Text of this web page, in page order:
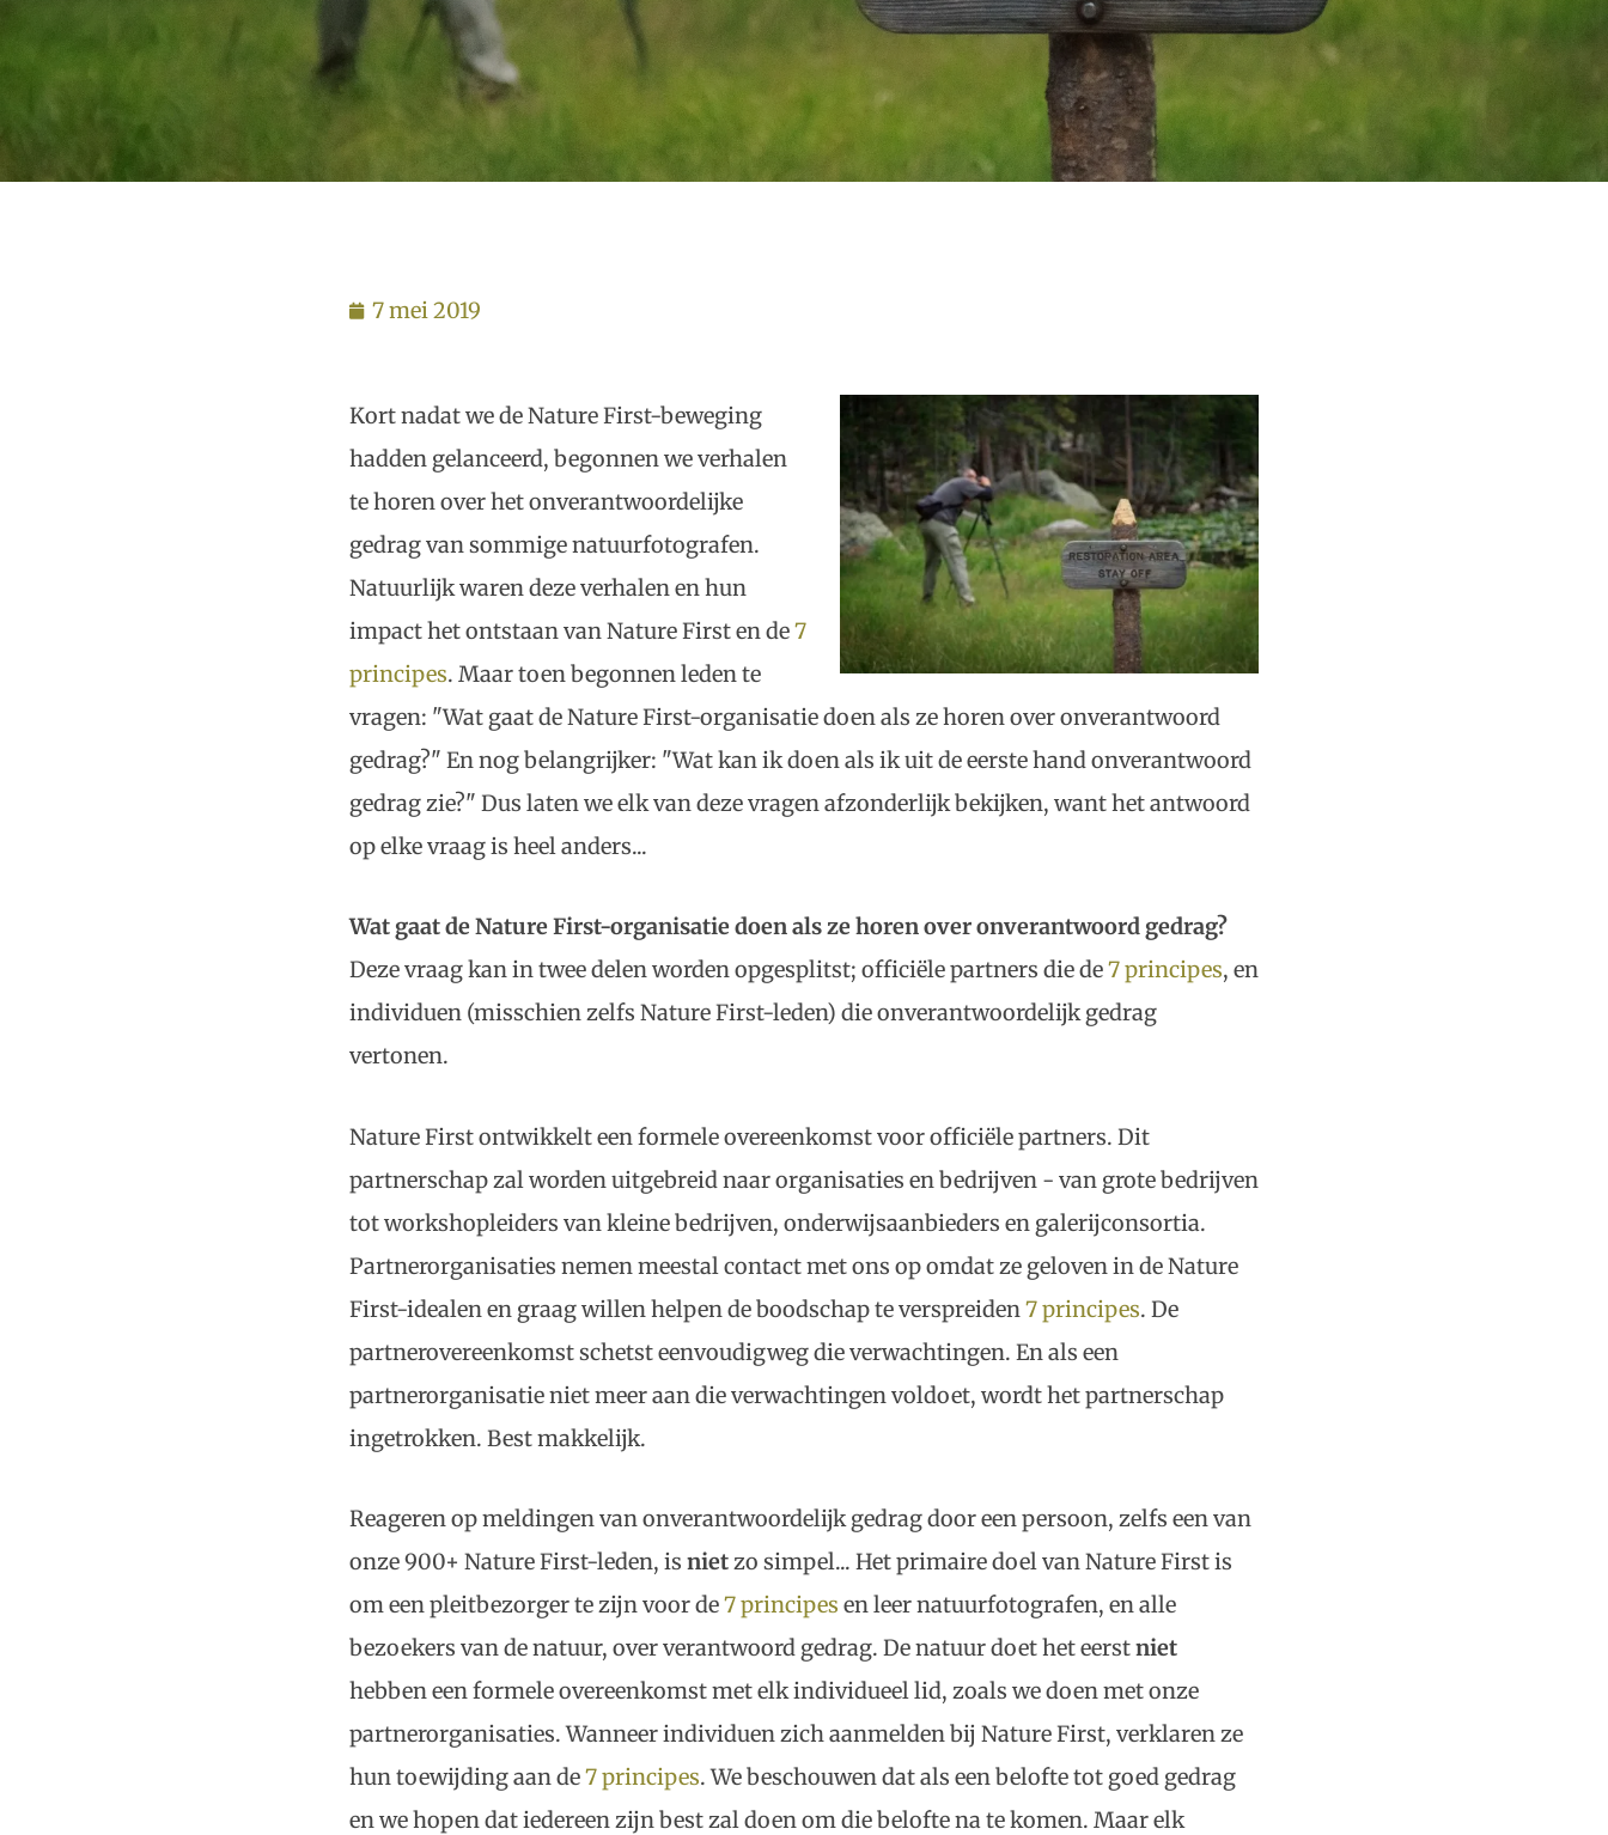
7 mei 2019
Kort nadat we de Nature First-beweging
hadden gelanceerd, begonnen we verhalen
te horen over het onverantwoordelijke
gedrag van sommige natuurfotografen.
Natuurlijk waren deze verhalen en hun
impact het ontstaan van Nature First en de7
principes. Maar toen begonnen leden te
vragen: "Wat gaat de Nature First-organisatie doen als ze horen over onverantwoord
gedrag?" En nog belangrijker: "Wat kan ik doen als ik uit de eerste hand onverantwoord
gedrag zie?" Dus laten we elk van deze vragen afzonderlijk bekijken, want het antwoord
op elke vraag is heel anders...
Wat gaat de Nature First-organisatie doen als ze horen over onverantwoord gedrag?
Deze vraag kan in twee delen worden opgesplitst; officiële partners die de7 principes, en
individuen (misschien zelfs Nature First-leden) die onverantwoordelijk gedrag
vertonen.
Nature First ontwikkelt een formele overeenkomst voor officiële partners. Dit
partnerschap zal worden uitgebreid naar organisaties en bedrijven - van grote bedrijven
tot workshopleiders van kleine bedrijven, onderwijsaanbieders en galerijconsortia.
Partnerorganisaties nemen meestal contact met ons op omdat ze geloven in de Nature
First-idealen en graag willen helpen de boodschap te verspreiden 7 principes. De
partnerovereenkomst schetst eenvoudigweg die verwachtingen. En als een
partnerorganisatie niet meer aan die verwachtingen voldoet, wordt het partnerschap
ingetrokken. Best makkelijk.
Reageren op meldingen van onverantwoordelijk gedrag door een persoon, zelfs een van
onze 900+ Nature First-leden, is nietzo simpel... Het primaire doel van Nature First is
om een pleitbezorger te zijn voor de7 principes en leer natuurfotografen, en alle
bezoekers van de natuur, over verantwoord gedrag. De natuur doet het eerstniet
hebben een formele overeenkomst met elk individueel lid, zoals we doen met onze
partnerorganisaties. Wanneer individuen zich aanmelden bij Nature First, verklaren ze
hun toewijding aan de7 principes. We beschouwen dat als een belofte tot goed gedrag
en we hopen dat iedereen zijn best zal doen om die belofte na te komen. Maar elk